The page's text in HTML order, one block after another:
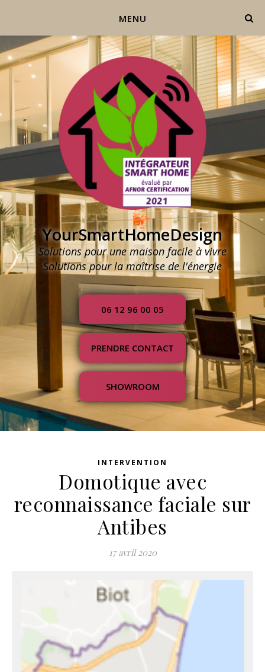
MENU
YourSmartHomeDesign
Solutions pour une maison facile à vivre
Solutions pour la maîtrise de l'énergie
06 12 96 00 05
PRENDRE CONTACT
SHOWROOM
INTERVENTION
Domotique avec
reconnaissance faciale sur
Antibes
17 avril 2020